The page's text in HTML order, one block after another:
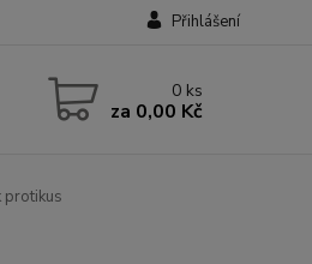
Přihlášení
0 ks
za 0,00 Kč
protikus